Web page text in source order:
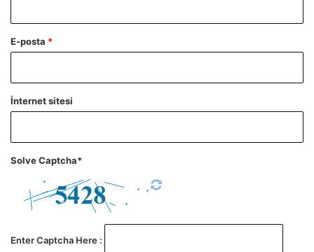
E-posta *
İnternet sitesi
Solve Captcha*
Enter Captcha Here :